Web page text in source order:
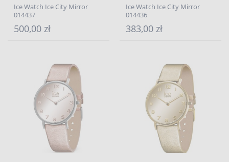
Ice Watch Ice City Mirror
014437
500,00 zł
Ice Watch Ice City Mirror
014436
383,00 zł